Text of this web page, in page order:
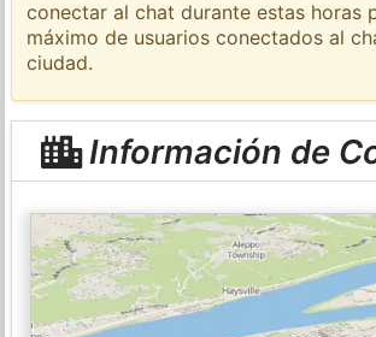
conectar al chat durante estas horas
máximo de usuarios conectados al
ciudad.
Información de